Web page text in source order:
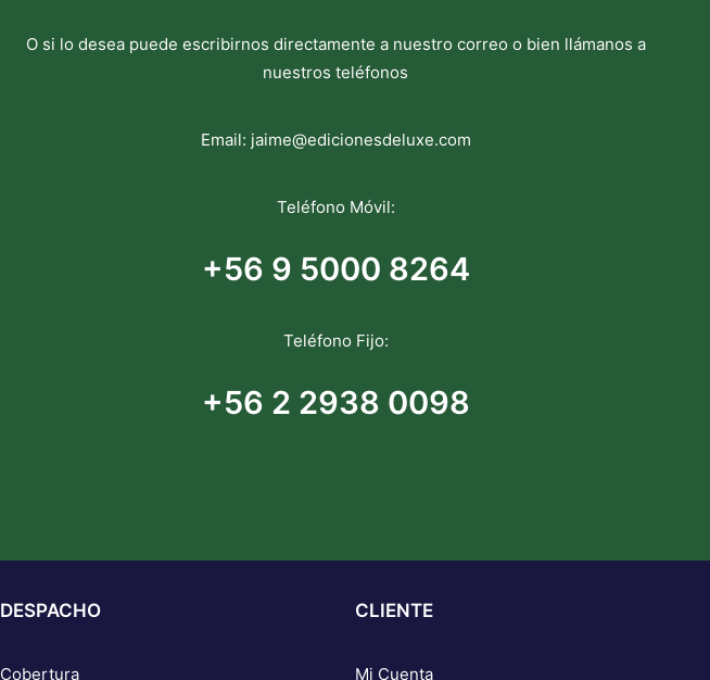
O si lo desea puede escribirnos directamente a nuestro correo o bien llámanos a
nuestros teléfonos
Email: jaime@edicionesdeluxe.com
Teléfono Móvil:
+56 9 5000 8264
Teléfono Fijo:
+56 2 2938 0098
DESPACHO
Cobertura
CLIENTE
Mi Cuenta